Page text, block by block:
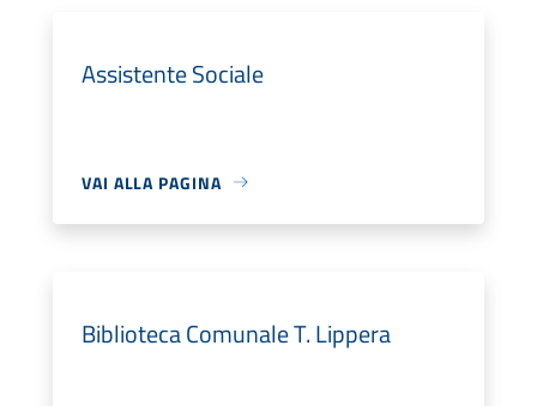
Assistente Sociale
VAI ALLA PAGINA
Biblioteca Comunale T. Lippera